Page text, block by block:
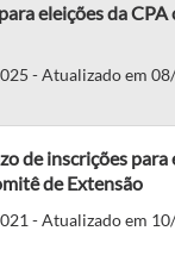
eleições da CPA
- Atualizado em
de inscrições para
de Extensão
- Atualizado em